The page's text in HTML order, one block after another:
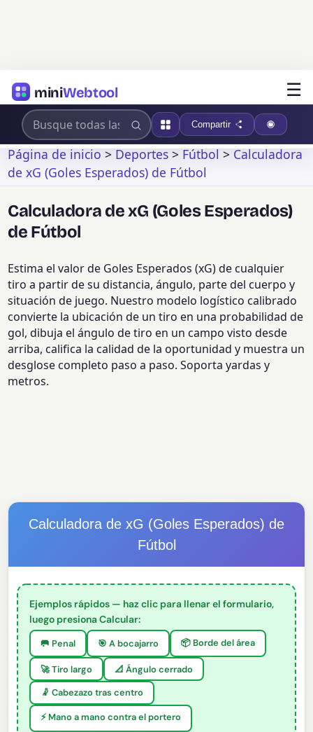
miniWebtool ☰
Compartir
Página de inicio>Deportes>Fútbol>Calculadora
de xG (Goles Esperados) de Fútbol
Calculadora de xG (Goles Esperados)
de Fútbol
Estima el valor de Goles Esperados (xG) de cualquier
tiro a partir de su distancia, ángulo, parte del cuerpo y
situación de juego. Nuestro modelo logístico calibrado
convierte la ubicación de un tiro en una probabilidad de
gol, dibuja el ángulo de tiro en un campo visto desde
arriba, califica la calidad de la oportunidad y muestra un
desglose completo paso a paso. Soporta yardas y
metros.
Calculadora de xG (Goles Esperados) de
Fútbol
Ejemplos rápidos — haz clic para llenar el formulario,
luego presiona Calcular:
🥅 Penal 🎯 A bocajarro 📦 Borde del área
🚀 Tiro largo
📐 Ángulo cerrado
🤾 Cabezazo tras centro
⚡ Mano a mano contra el portero